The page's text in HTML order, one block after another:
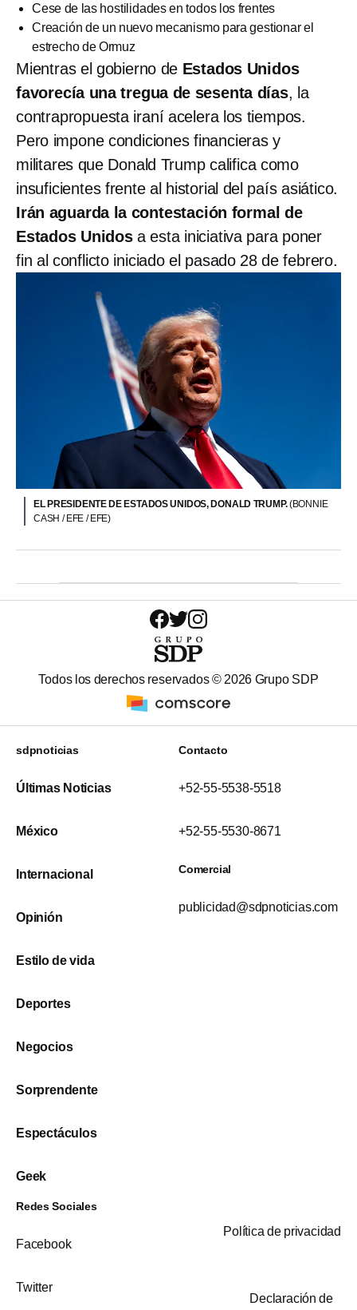
Cese de las hostilidades en todos los frentes
Creación de un nuevo mecanismo para gestionar el
estrecho de Ormuz
Mientras el gobierno de Estados Unidos
favorecía una tregua de sesenta días, la
contrapropuesta iraní acelera los tiempos.
Pero impone condiciones financieras y
militares que Donald Trump califica como
insuficientes frente al historial del país asiático.
Irán aguarda la contestación formal de
Estados Unidosa esta iniciativa para poner
fin al conflicto iniciado el pasado 28 de febrero.
EL PRESIDENTE DE ESTADOS UNIDOS, DONALD TRUMP.(BONNIE
CASH / EFE / EFE)
Todos los derechos reservados © 2026 Grupo SDP
sdpnoticias
Últimas Noticias
México
Internacional
Opinión
Estilo de vida
Deportes
Negocios
Sorprendente
Espectáculos
Geek
Contacto
+52-55-5538-5518
+52-55-5530-8671
Comercial
publicidad@sdpnoticias.com
Redes Sociales
Facebook
Twitter
Política de privacidad
Declaración de